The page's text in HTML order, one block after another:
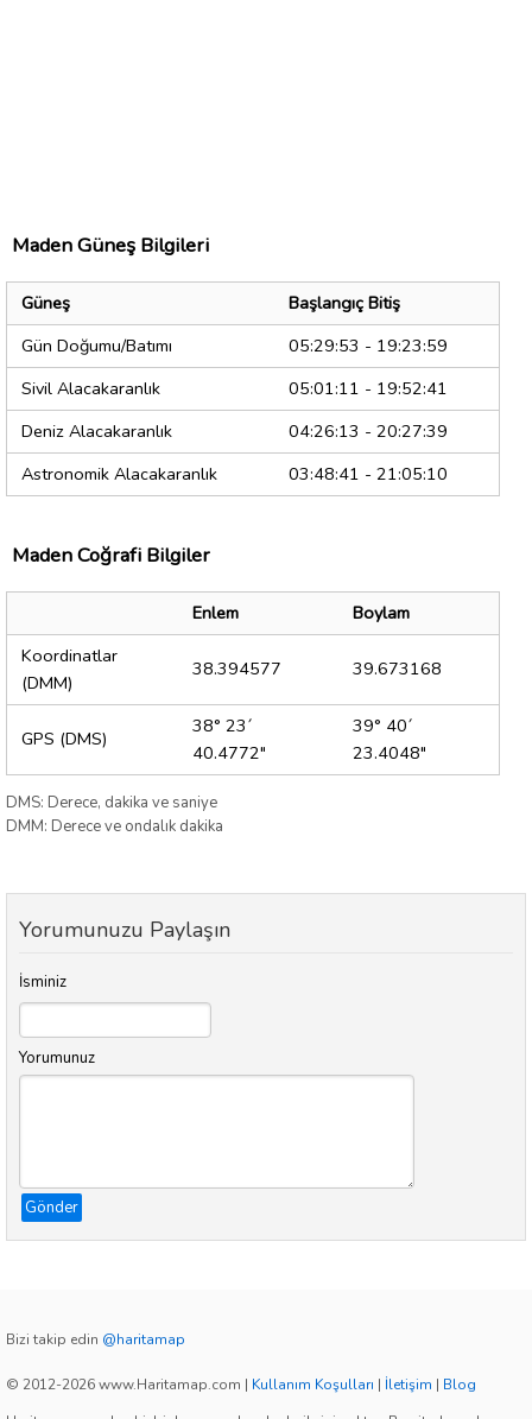
Maden Güneş Bilgileri
Güneş
Başlangıç Bitiş
Gün Doğumu/Batımı
05:29:53 - 19:23:59
Sivil Alacakaranlık
05:01:11 - 19:52:41
Deniz Alacakaranlık
04:26:13 - 20:27:39
Astronomik Alacakaranlık
03:48:41 - 21:05:10
Maden Coğrafi Bilgiler
Enlem
Boylam
Koordinatlar
(DMM)
38.394577 39.673168
GPS (DMS)
38° 23´
40.4772"
39° 40´
23.4048"
DMS: Derece, dakika ve saniye
DMM: Derece ve ondalık dakika
Yorumunuzu Paylaşın
İsminiz
Yorumunuz
Gönder
Bizi takip edin @haritamap
© 2012-2026 www.Haritamap.com | Kullanım Koşulları | İletişim | Blog